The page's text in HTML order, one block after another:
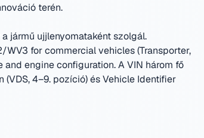
terén.
jármű ujjlenyomataként szolgál.
WV3 for commercial vehicles (Transporter,
engine configuration.A VIN három fő
4–9. pozíció) és Vehicle Identifier